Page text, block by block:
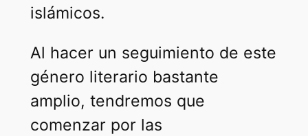
islámicos.
Al hacer un seguimiento de este
género literario bastante
amplio, tendremos que
comenzar por las